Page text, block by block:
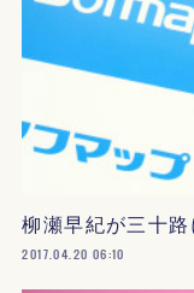
柳瀬早紀が三十
2017.04.20 06:10